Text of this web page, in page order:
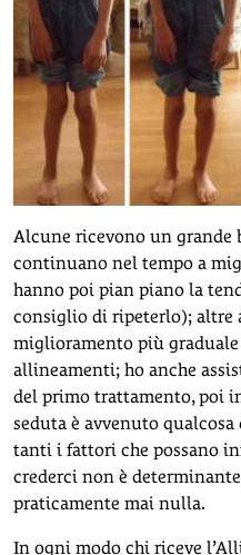
Alcune ricevono un grande
continuano nel tempo a
hanno poi pian piano la
consiglio di ripeterlo); altre
miglioramento più
allineamenti; ho anche
del primo trattamento, poi
seduta è avvenuto
tanti i fattori che possano
crederci non è
praticamente mai nulla.
In ogni modo chi riceve